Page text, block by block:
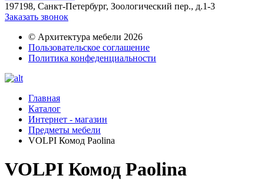
197198, Санкт-Петербург, Зоологический пер., д.1-3
Заказать звонок
© Архитектура мебели 2026
Пользовательское соглашение
Политика конфеденциальности
Главная
Каталог
Интернет - магазин
Предметы мебели
VOLPI Комод Paolina
VOLPI Комод Paolina